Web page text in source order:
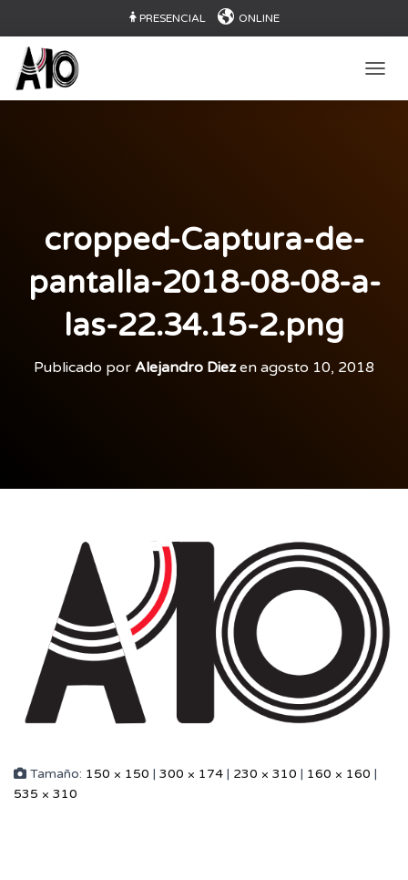
PRESENCIAL ONLINE
cropped-Captura-de-
pantalla-2018-08-08-a-
las-22.34.15-2.png
Publicado por Alejandro Diezen agosto 10, 2018
Tamaño: 150 × 150 | 300 × 174 | 230 × 310 | 160 × 160 |
535 × 310